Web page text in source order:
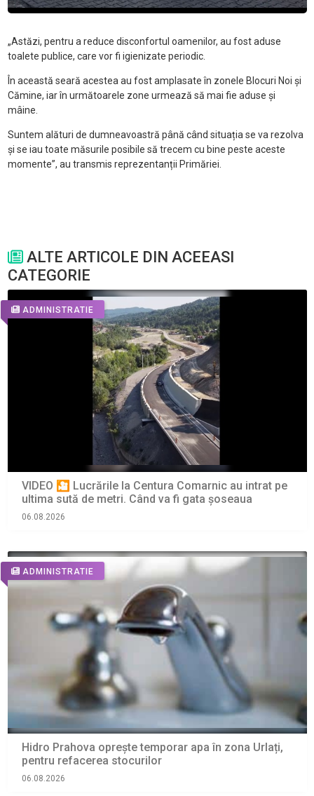
„Astăzi, pentru a reduce disconfortul oamenilor, au fost aduse
toalete publice, care vor fi igienizate periodic.
În această seară acestea au fost amplasateîn zonele Blocuri Noi și
Cămine, iarîn următoarele zone urmează să mai fie aduse și
mâine.
Suntem alături de dumneavoastră până când situația se va rezolva
și se iau toate măsurile posibile să trecem cu bine peste aceste
momente”, au transmis reprezentanții Primăriei.
ALTE ARTICOLE DIN ACEEASI
CATEGORIE
ADMINISTRATIE
VIDEO 🎦 Lucrările la Centura Comarnic au intrat pe
ultima sută de metri. Când va fi gata șoseaua
06.08.2026
ADMINISTRATIE
Hidro Prahova oprește temporar apa în zona Urlați,
pentru refacerea stocurilor
06.08.2026